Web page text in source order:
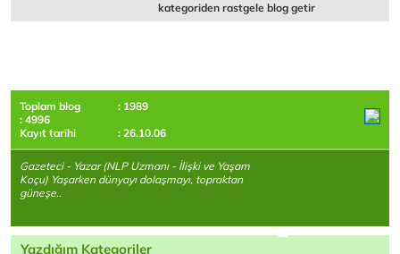
kategoriden rastgele blog getir
Toplam blog
: 1989
: 4996
Kayıt tarihi
: 26.10.06
Gazeteci - Yazar (NLP Uzmanı - İlişki ve Yaşam
Koçu) Yaşarken dünyayı dolaşmayı, topraktan
güneşe..
Yazdığım Kategoriler